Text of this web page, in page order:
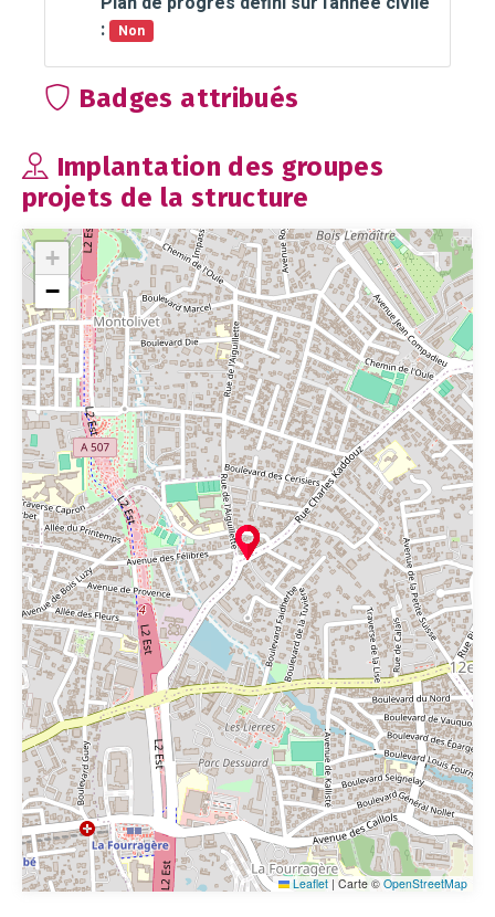
:
Non
Badges attribués
Implantation des groupes
projets de la structure
+
−
Leaflet | Carte © OpenStreetMap